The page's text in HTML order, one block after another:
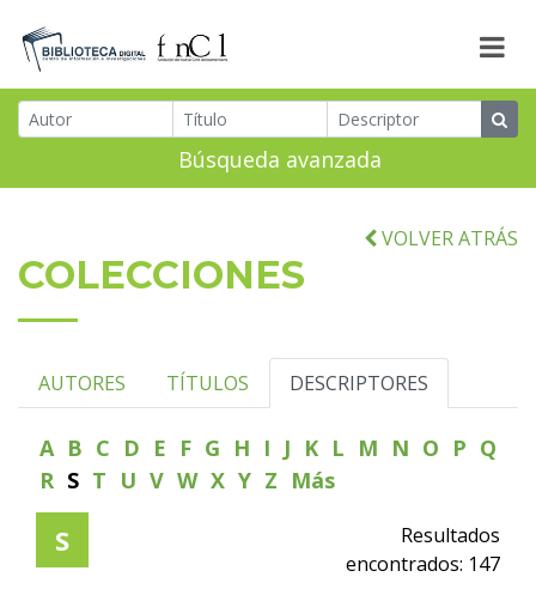
Búsqueda avanzada
VOLVER ATRÁS
COLECCIONES
AUTORES TÍTULOS DESCRIPTORES
A B C D E F G H I J K L M N O P Q
R S T U V W X Y Z Más
S
Resultados
encontrados: 147